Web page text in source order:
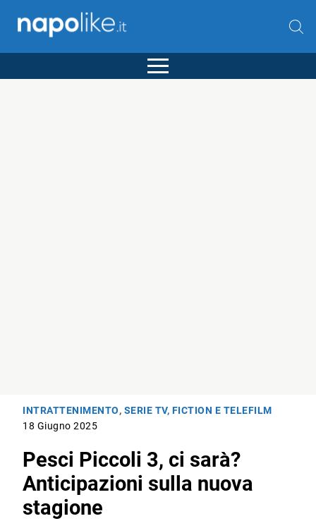
INTRATTENIMENTO, SERIE TV, FICTION E TELEFILM
18 Giugno 2025
Pesci Piccoli 3, ci sarà?
Anticipazioni sulla nuova
stagione